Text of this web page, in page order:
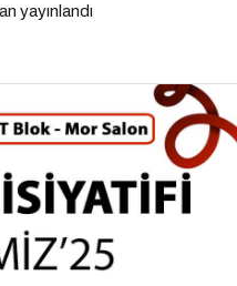
yayınlandı